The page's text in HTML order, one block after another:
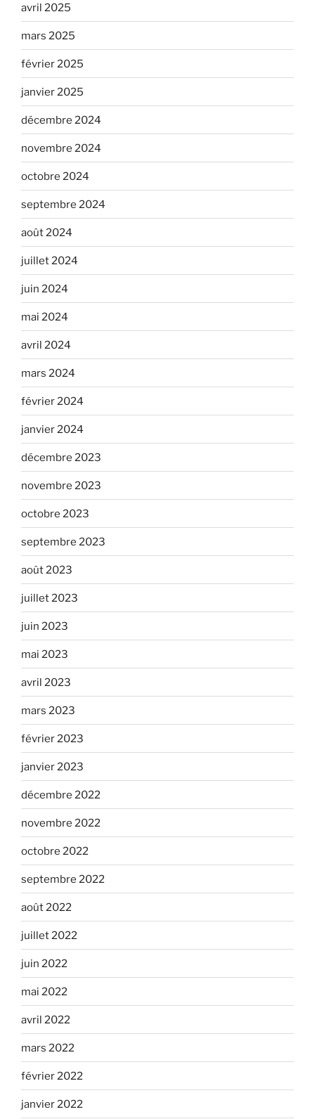
avril 2025
mars 2025
février 2025
janvier 2025
décembre 2024
novembre 2024
octobre 2024
septembre 2024
août 2024
juillet 2024
juin 2024
mai 2024
avril 2024
mars 2024
février 2024
janvier 2024
décembre 2023
novembre 2023
octobre 2023
septembre 2023
août 2023
juillet 2023
juin 2023
mai 2023
avril 2023
mars 2023
février 2023
janvier 2023
décembre 2022
novembre 2022
octobre 2022
septembre 2022
août 2022
juillet 2022
juin 2022
mai 2022
avril 2022
mars 2022
février 2022
janvier 2022